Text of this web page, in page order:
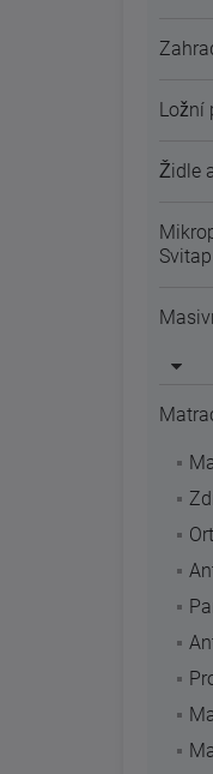
Ložní
Židle
Svitap